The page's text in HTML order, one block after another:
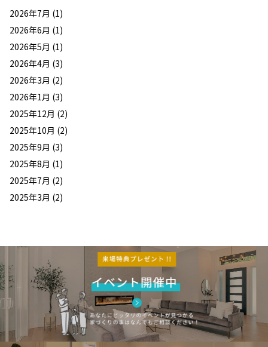
2026年7月 (1)
2026年6月 (1)
2026年5月 (1)
2026年4月 (3)
2026年3月 (2)
2026年1月 (3)
2025年12月 (2)
2025年10月 (2)
2025年9月 (3)
2025年8月 (1)
2025年7月 (2)
2025年3月 (2)